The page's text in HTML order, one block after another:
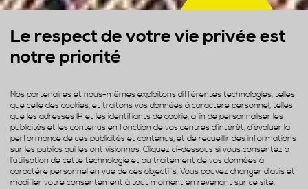
+4000
Projets
Le respect de votre vie privée est
notre priorité
Nos partenaires et nous-mêmes exploitons différentes technologies, telles
que celle des cookies, et traitons vos données à caractère personnel, telles
que les adresses IP et les identifiants de cookie, afin de personnaliser les
publicités et les contenus en fonction de vos centres d’intérêt, d’évaluer la
performance de ces publicités et contenus, et de recueillir des informations
sur les publics qui les ont visionnés. Cliquez ci-dessous si vous consentez à
l’utilisation de cette technologie et au traitement de vos données à
caractère personnel en vue de ces objectifs. Vous pouvez changer d’avis et
modifier votre consentement à tout moment en revenant sur ce site.